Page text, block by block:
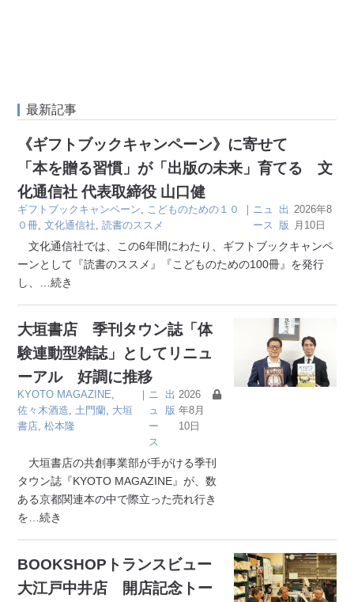
最新記事
《ギフトブックキャンペーン》に寄せて
「本を贈る習慣」が「出版の未来」育てる 文
化通信社 代表取締役 山口健
ギフトブックキャンペーン
こどものための１０
０冊 ,文化通信社 ,読書のススメ
｜ ニュ
ース
出
版
2026年8
月10日
文化通信社では、この6年間にわたり、ギフトブックキャンペ
ーンとして『読書のススメ』『こどものための100冊』を発行
し、
…続き
大垣書店 季刊タウン誌「体
験連動型雑誌」としてリニュ
ーアル 好調に推移
KYOTO MAGAZINE
佐々木酒造
土門蘭 大垣
書店 ,松本隆
｜ ニ
ュ
ー
ス
出
版
2026
年8月
10日
大垣書店の共創事業部が手がける季刊
タウン誌『KYOTO MAGAZINE』が、数
ある京都関連本の中で際立った売れ行き
を …続き
BOOKSHOPトランスビュー
大江戸中井店 開店記念トー